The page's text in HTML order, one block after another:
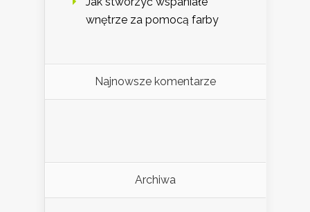
wnętrze za pomocą farby
Najnowsze komentarze
Archiwa